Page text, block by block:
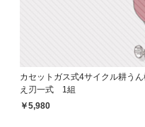
カセットガス式4サイクル耕う
え刃一式 1組
￥5,980